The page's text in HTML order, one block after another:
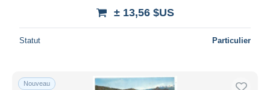
± 13,56 $US
Statut Particulier
Nouveau